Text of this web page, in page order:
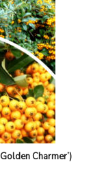
Charmer’)